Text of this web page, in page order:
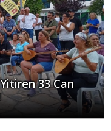
Yitiren 33 Can